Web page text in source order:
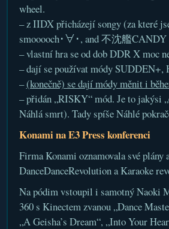
wheel.
– z IIDX přicházejí songy (za které
smooooch･∀･, and 不沈艦CANDY
– vlastní hra se od dob DDR X moc
– dají se používat módy
–(konečně) se dají módy měnit i
– přidán „RISKY“ mód. Je to jakýsi
Náhlá smrt). Tady spíše Náhlé
Konami na E3 Press konferenci
Firma Konami oznamovala své
DanceDanceRevolution a Karaoke
Na pódim vstoupil i samotný Naoki
360 s Kinectem zvanou „Dance
„A Geisha’s Dream“, „Into Your